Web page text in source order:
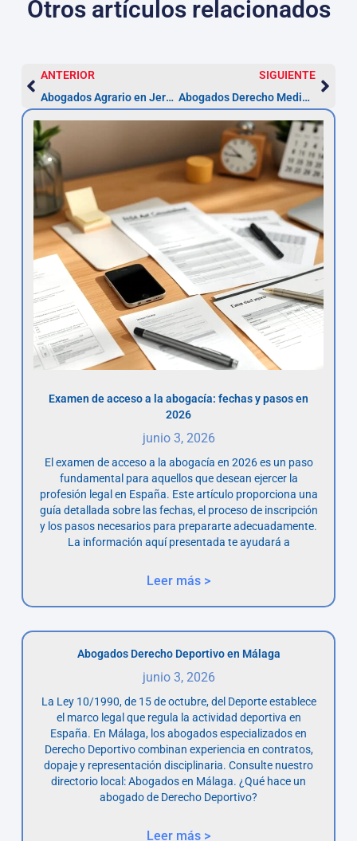
Otros artículos relacionados
ANTERIOR
Abogados Agrario en Jerez: herencias y arrendamientos
SIGUIENTE
Abogados Derecho Medioambiental en Jerez — Plazo 2 meses
Examen de acceso a la abogacía: fechas y pasos en
2026
junio 3, 2026
El examen de acceso a la abogacía en 2026 es un paso
fundamental para aquellos que desean ejercer la
profesión legal en España. Este artículo proporciona una
guía detallada sobre las fechas, el proceso de inscripción
y los pasos necesarios para prepararte adecuadamente.
La información aquí presentada te ayudará a
Leer más >
Abogados Derecho Deportivo en Málaga
junio 3, 2026
La Ley 10/1990, de 15 de octubre, del Deporte establece
el marco legal que regula la actividad deportiva en
España. En Málaga, los abogados especializados en
Derecho Deportivo combinan experiencia en contratos,
dopaje y representación disciplinaria. Consulte nuestro
directorio local: Abogados en Málaga. ¿Qué hace un
abogado de Derecho Deportivo?
Leer más >